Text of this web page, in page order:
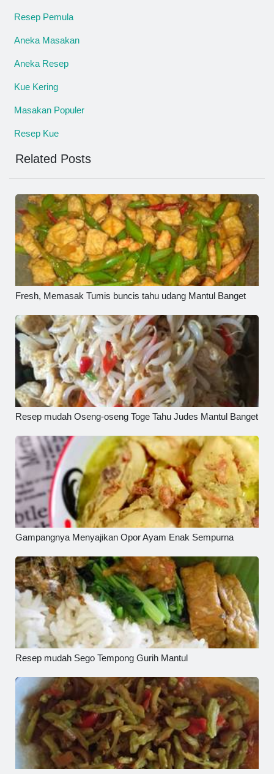
Resep Pemula
Aneka Masakan
Aneka Resep
Kue Kering
Masakan Populer
Resep Kue
Related Posts
Fresh, Memasak Tumis buncis tahu udang Mantul Banget
Resep mudah Oseng-oseng Toge Tahu Judes Mantul Banget
Gampangnya Menyajikan Opor Ayam Enak Sempurna
Resep mudah Sego Tempong Gurih Mantul